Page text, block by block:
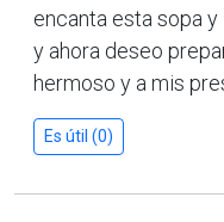
encanta esta sopa
y ahora deseo
hermoso y a mis
Es útil (0)